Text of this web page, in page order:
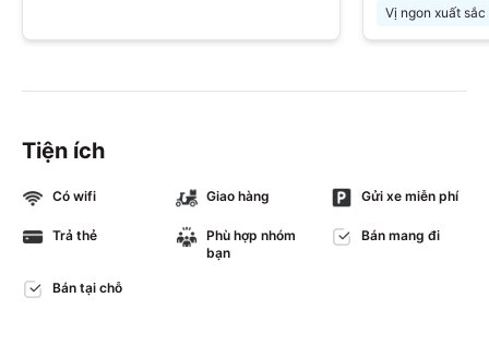
Vị ngon xuất sắc
Tiện ích
Có wifi Giao hàng Gửi xe miễn phí
Trả thẻ
Phù hợp nhóm
bạn
Bán mang đi
Bán tại chỗ